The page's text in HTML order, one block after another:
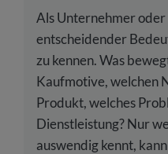
Als Unternehmer
entscheidender
zu kennen. Was
Kaufmotive, welchen
Produkt, welches
Dienstleistung? Nur
auswendig kennt,